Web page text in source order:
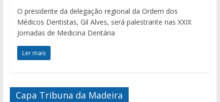
O presidente da delegação regional da Ordem dos
Médicos Dentistas, Gil Alves, será palestrante nas XXIX
Jornadas de Medicina Dentária
Ler mais
Capa Tribuna da Madeira